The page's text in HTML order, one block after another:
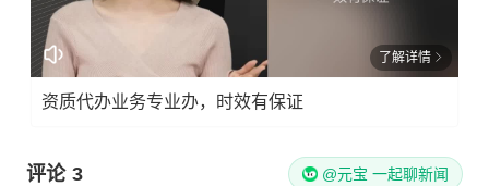
了解详情
资质代办业务专业办，时效有保证
评论 3 @元宝 一起聊新闻